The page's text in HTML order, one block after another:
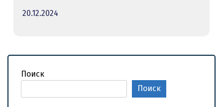
20.12.2024
Поиск
Поиск